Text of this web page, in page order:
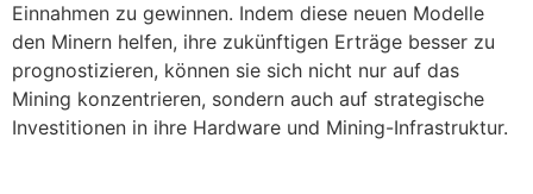
Einnahmen zu gewinnen. Indem diese neuen Modelle
den Minern helfen, ihre zukünftigen Erträge besser zu
prognostizieren, können sie sich nicht nur auf das
Mining konzentrieren, sondern auch auf strategische
Investitionen in ihre Hardware und Mining-Infrastruktur.